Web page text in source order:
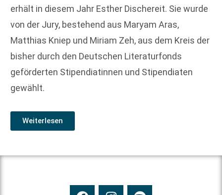
erhält in diesem Jahr Esther Dischereit. Sie wurde
von der Jury, bestehend aus Maryam Aras,
Matthias Kniep und Miriam Zeh, aus dem Kreis der
bisher durch den Deutschen Literaturfonds
geförderten Stipendiatinnen und Stipendiaten
gewählt.
Weiterlesen